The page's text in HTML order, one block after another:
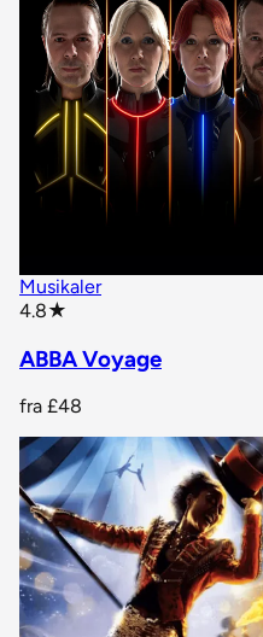
Musikaler
4.8★
ABBA Voyage
fra £48